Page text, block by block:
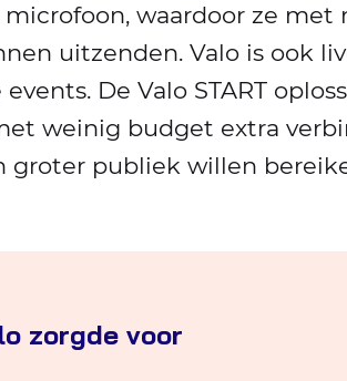
waardoor ze met
uitzenden. Valo is ook
De Valo START
weinig budget extra
groter publiek willen
zorgde voor